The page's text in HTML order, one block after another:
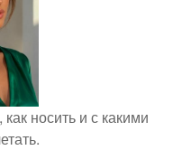
носить и с какими